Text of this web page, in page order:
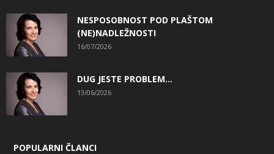
NESPOSOBNOST POD PLAŠTOM
(NE)NADLEŽNOSTI
16/07/2026
DUG JESTE PROBLEM…
13/06/2026
POPULARNI ČLANCI